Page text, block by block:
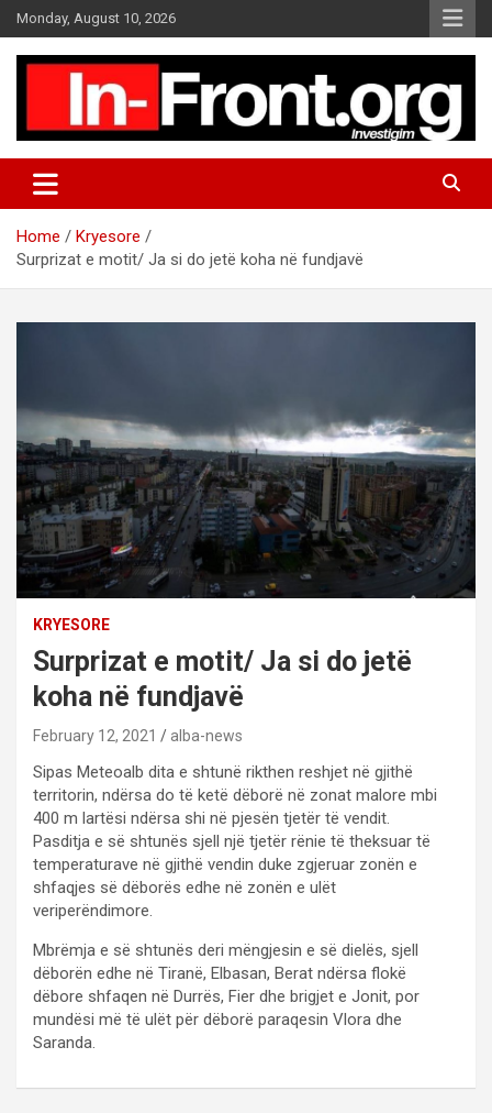
k
t
Monday, August 10, 2026
Home
Kryesore
Surprizat e motit/ Ja si do jetë koha në fundjavë
KRYESORE
Surprizat e motit/ Ja si do jetë
koha në fundjavë
February 12, 2021 alba-news
Sipas Meteoalb dita e shtunë rikthen reshjet në gjithë
territorin, ndërsa do të ketë dëborë në zonat malore mbi
400 m lartësi ndërsa shi në pjesën tjetër të vendit.
Pasditja e së shtunës sjell një tjetër rënie të theksuar të
temperaturave në gjithë vendin duke zgjeruar zonën e
shfaqjes së dëborës edhe në zonën e ulët
veriperëndimore.
Mbrëmja e së shtunës deri mëngjesin e së dielës, sjell
dëborën edhe në Tiranë, Elbasan, Berat ndërsa flokë
dëbore shfaqen në Durrës, Fier dhe brigjet e Jonit, por
mundësi më të ulët për dëborë paraqesin Vlora dhe
Saranda.